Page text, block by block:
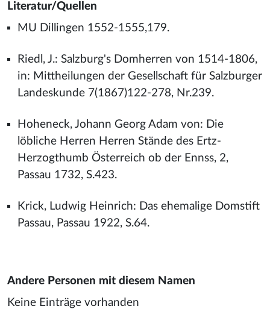
Literatur/Quellen
MU Dillingen 1552-1555,179.
Riedl, J.: Salzburg's Domherren von 1514-1806,
in: Mittheilungen der Gesellschaft für Salzburger
Landeskunde 7(1867)122-278, Nr.239.
Hoheneck, Johann Georg Adam von: Die
löbliche Herren Herren Stände des Ertz-
Herzogthumb Österreich ob der Ennss, 2,
Passau 1732, S.423.
Krick, Ludwig Heinrich: Das ehemalige Domstift
Passau, Passau 1922, S.64.
Andere Personen mit diesem Namen
Keine Einträge vorhanden